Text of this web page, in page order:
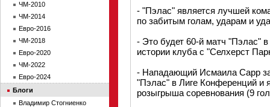
- "Пэлас" является лучшей
по забитым голам, ударам и
- Это будет 60-й матч "Пэлас"
истории клуба с "Селхерст
- Нападающий Исмаила Сарр
"Пэлас" в Лиге Конференций и
розыгрыша соревнования (9
ЧМ-2010
ЧМ-2014
Евро-2016
ЧМ-2018
Евро-2020
ЧМ-2022
Евро-2024
Блоги
Владимир Стогниенко